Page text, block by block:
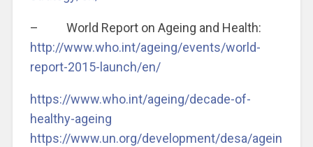
– World Report on Ageing and Health:
http://www.who.int/ageing/events/world-
report-2015-launch/en/
https://www.who.int/ageing/decade-of-
healthy-ageing
https://www.un.org/development/desa/agein